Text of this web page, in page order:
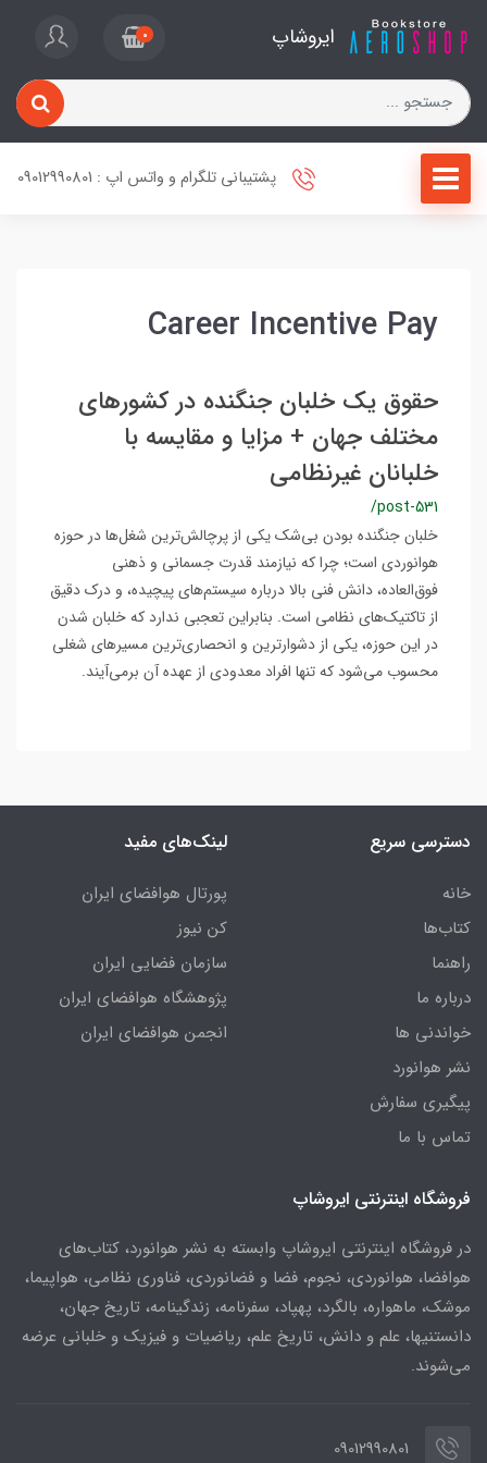
ایروشاپ 0
پشتیبانی تلگرام و واتس اپ : 09012990801
Career Incentive Pay
حقوق یک خلبان جنگنده در کشورهای
مختلف جهان + مزایا و مقایسه با
خلبانان غیرنظامی
/post-531
خلبان جنگنده بودن بی‌شک یکی از پرچالش‌ترین شغل‌ها در حوزه
هوانوردی است؛ چرا که نیازمند قدرت جسمانی و ذهنی
فوق‌العاده، دانش فنی بالا درباره سیستم‌های پیچیده، و درک دقیق
از تاکتیک‌های نظامی است. بنابراین تعجبی ندارد که خلبان شدن
در این حوزه، یکی از دشوارترین و انحصاری‌ترین مسیرهای شغلی
محسوب می‌شود که تنها افراد معدودی از عهده آن برمی‌آیند.
دسترسی سریع
خانه
کتاب‌ها
راهنما
درباره ما
خواندنی ها
نشر هوانورد
پیگیری سفارش
تماس با ما
لینک‌های مفید
پورتال هوافضای ایران
کن نیوز
سازمان فضایی ایران
پژوهشگاه هوافضای ایران
انجمن هوافضای ایران
فروشگاه اینترنتی ایروشاپ
در فروشگاه اینترنتی ایروشاپ وابسته به نشر هوانورد، کتاب‌های
هوافضا، هوانوردی، نجوم، فضا و فضانوردی، فناوری نظامی، هواپیما،
موشک، ماهواره، بالگرد، پهپاد، سفرنامه، زندگینامه، تاریخ جهان،
دانستنیها، علم و دانش، تاریخ علم، ریاضیات و فیزیک و خلبانی عرضه
می‌شوند.
09012990801